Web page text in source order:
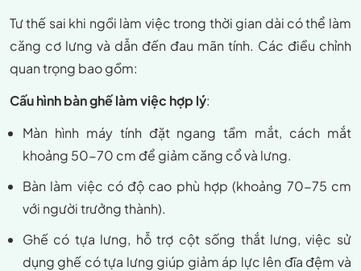
Tư thế sai khi ngồi làm việc trong thời gian dài có thể làm
căng cơ lưng và dẫn đến đau mãn tính. Các điều chỉnh
quan trọng bao gồm:
Cấu hình bàn ghế làm việc hợp lý:
Màn hình máy tính đặt ngang tầm mắt, cách mắt
khoảng 50-70 cm để giảm căng cổ và lưng.
Bàn làm việc có độ cao phù hợp (khoảng 70-75 cm
với người trưởng thành).
Ghế có tựa lưng, hỗ trợ cột sống thắt lưng, việc sử
dụng ghế có tựa lưng giúp giảm áp lực lên đĩa đệm và